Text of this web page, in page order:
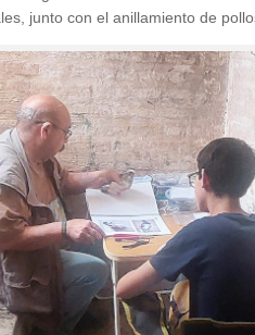
junto con el anillamiento de